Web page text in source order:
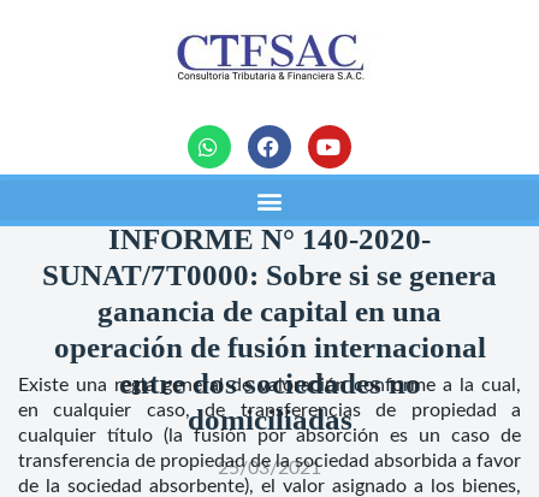
noticias
INFORME N° 140-2020-
SUNAT/7T0000: Sobre si se genera
ganancia de capital en una
operación de fusión internacional
entre dos sociedades no
domiciliadas
25/03/2021
Existe una regla general de valoración conforme a la cual,
en cualquier caso, de transferencias de propiedad a
cualquier título (la fusión por absorción es un caso de
transferencia de propiedad de la sociedad absorbida a favor
de la sociedad absorbente), el valor asignado a los bienes,